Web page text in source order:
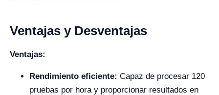
Ventajas y Desventajas
Ventajas:
Rendimiento eficiente: Capaz de procesar 120
pruebas por hora y proporcionar resultados en